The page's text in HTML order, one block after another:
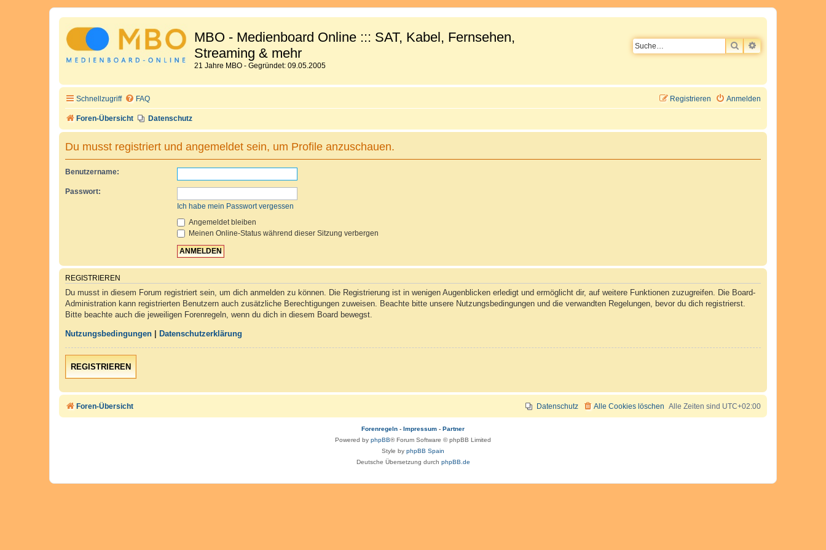
MBO - Medienboard Online ::: SAT, Kabel, Fernsehen,
Streaming & mehr
21 Jahre MBO - Gegründet: 09.05.2005
SUCHEERWEITERTE
Schnellzugriff FAQ Anmelden
Registrieren
Foren-Übersicht Datenschutz
Du musst registriert und angemeldet sein, um Profile anzuschauen.
Benutzername:
Passwort:
Ich habe mein Passwort vergessen
Angemeldet bleiben
Meinen Online-Status während dieser Sitzung verbergen
REGISTRIEREN
Du musst in diesem Forum registriert sein, um dich anmelden zu können. Die Registrierung ist in wenigen Augenblicken erledigt und ermöglicht dir, auf weitere Funktionen zuzugreifen. Die Board-
Administration kann registrierten Benutzern auch zusätzliche Berechtigungen zuweisen. Beachte bitte unsere Nutzungsbedingungen und die verwandten Regelungen, bevor du dich registrierst.
Bitte beachte auch die jeweiligen Forenregeln, wenn du dich in diesem Board bewegst.
Nutzungsbedingungen Datenschutzerklärung
REGISTRIEREN
Foren-Übersicht Alle Zeiten sind UTC+02:00
Alle Cookies löschen
Datenschutz
Forenregeln - Impressum - Partner
Powered by phpBB® Forum Software © phpBB Limited
Style by phpBB Spain
Deutsche Übersetzung durch phpBB.de